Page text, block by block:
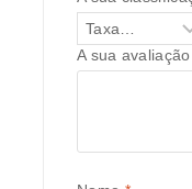
A sua